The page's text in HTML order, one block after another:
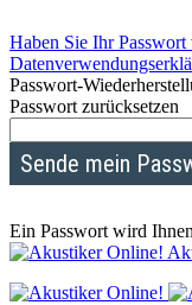
Haben Sie Ihr
Passwort-
Passwort zurücksetzen
Ein Passwort wird